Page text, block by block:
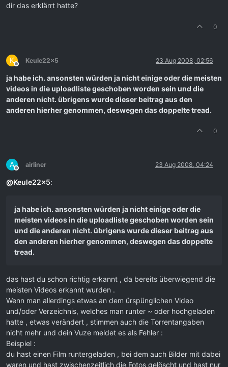
dir das erklärrt hatte?
0
K
Offline
Keule22x5 23 Aug 2008, 02:56
ja habe ich. ansonsten würden ja nicht einige oder die meisten
videos in die uploadliste geschoben worden sein und die
anderen nicht. übrigens wurde dieser beitrag aus den
anderen hierher genommen, deswegen das doppelte tread.
0
A
Offline
airliner 23 Aug 2008, 04:24
@Keule22x5:
ja habe ich. ansonsten würden ja nicht einige oder die
meisten videos in die uploadliste geschoben worden sein
und die anderen nicht. übrigens wurde dieser beitrag aus
den anderen hierher genommen, deswegen das doppelte
tread.
das hast du schon richtig erkannt , da bereits überwiegend die
meisten Videos erkannt wurden .
Wenn man allerdings etwas an dem ürspünglichen Video
und/oder Verzeichnis, welches man runter ~ oder hochgeladen
hatte , etwas verändert , stimmen auch die Torrentangaben
nicht mehr und dein Vuze meldet es als Fehler :
Beispiel :
du hast einen Film runtergeladen , bei dem auch Bilder mit dabei
waren und hast zwischenzeitlich die Fotos gelöscht und hast nur